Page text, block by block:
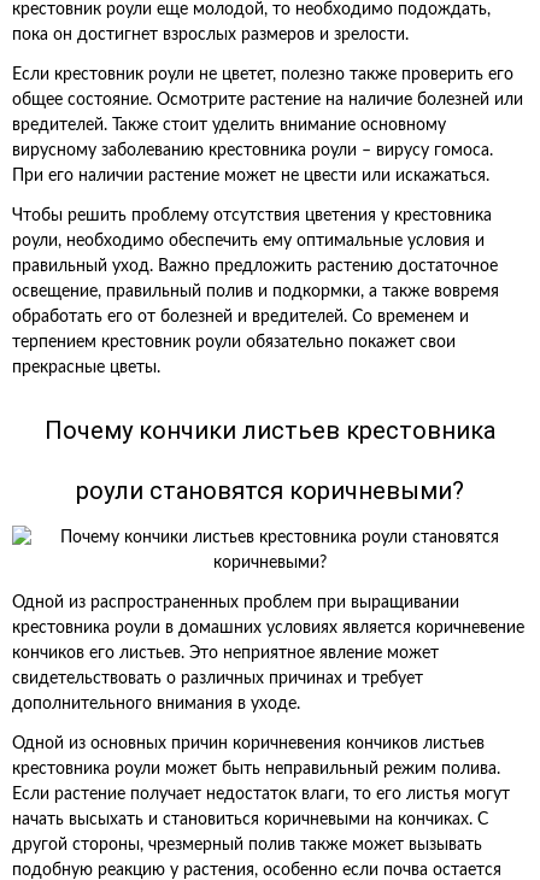
крестовник роули еще молодой, то необходимо подождать,
пока он достигнет взрослых размеров и зрелости.
Если крестовник роули не цветет, полезно также проверить его
общее состояние. Осмотрите растение на наличие болезней или
вредителей. Также стоит уделить внимание основному
вирусному заболеванию крестовника роули – вирусу гомоса.
При его наличии растение может не цвести или искажаться.
Чтобы решить проблему отсутствия цветения у крестовника
роули, необходимо обеспечить ему оптимальные условия и
правильный уход. Важно предложить растению достаточное
освещение, правильный полив и подкормки, а также вовремя
обработать его от болезней и вредителей. Со временем и
терпением крестовник роули обязательно покажет свои
прекрасные цветы.
Почему кончики листьев крестовника
роули становятся коричневыми?
Одной из распространенных проблем при выращивании
крестовника роули в домашних условиях является коричневение
кончиков его листьев. Это неприятное явление может
свидетельствовать о различных причинах и требует
дополнительного внимания в уходе.
Одной из основных причин коричневения кончиков листьев
крестовника роули может быть неправильный режим полива.
Если растение получает недостаток влаги, то его листья могут
начать высыхать и становиться коричневыми на кончиках. С
другой стороны, чрезмерный полив также может вызывать
подобную реакцию у растения, особенно если почва остается